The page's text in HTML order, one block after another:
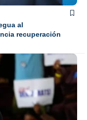
al
recuperación